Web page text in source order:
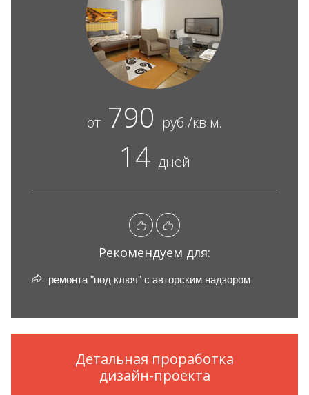
от 790 руб./кв.м.
14 дней
Рекомендуем для:
ремонта "под ключ" с авторским надзором
Детальная проработка
дизайн-проекта